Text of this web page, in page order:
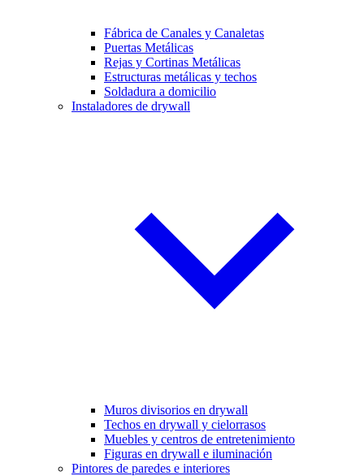
Fábrica de Canales y Canaletas
Puertas Metálicas
Rejas y Cortinas Metálicas
Estructuras metálicas y techos
Soldadura a domicilio
Instaladores de drywall
Muros divisorios en drywall
Techos en drywall y cielorrasos
Muebles y centros de entretenimiento
Figuras en drywall e iluminación
Pintores de paredes e interiores